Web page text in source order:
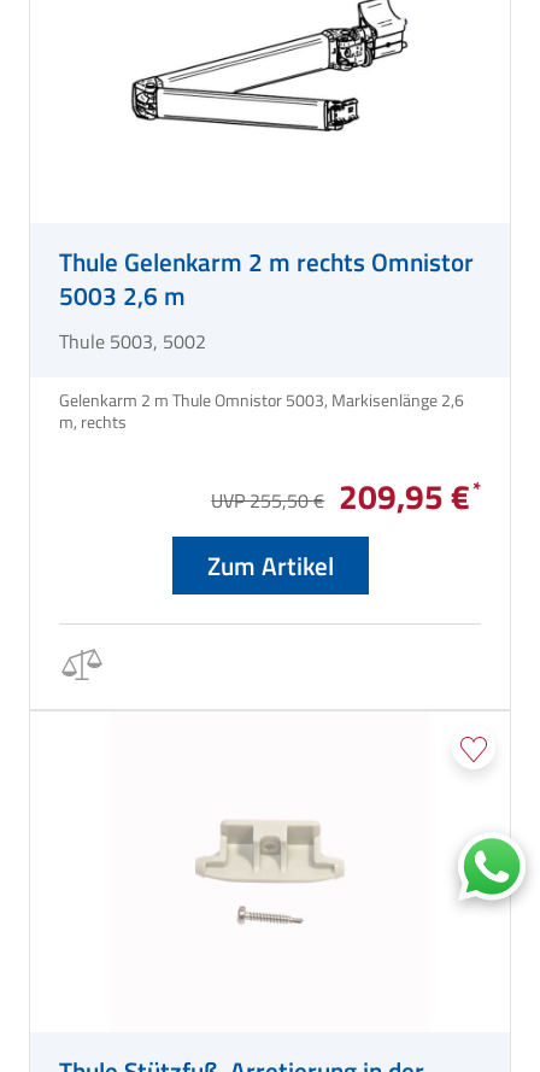
Thule Gelenkarm 2 m rechts Omnistor
5003 2,6 m
Thule 5003, 5002
Gelenkarm 2 m Thule Omnistor 5003, Markisenlänge 2,6
UVP 255,50 € 209,95 €
Zum Artikel